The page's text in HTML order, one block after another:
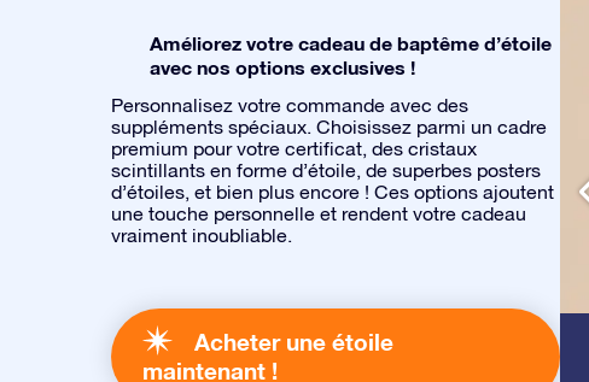
Améliorez votre cadeau de baptême d’étoile
avec nos options exclusives !
Personnalisez votre commande avec des
suppléments spéciaux. Choisissez parmi un cadre
premium pour votre certificat, des cristaux
scintillants en forme d’étoile, de superbes posters
d’étoiles, et bien plus encore ! Ces options ajoutent
une touche personnelle et rendent votre cadeau
vraiment inoubliable.
Acheter une étoile
maintenant !